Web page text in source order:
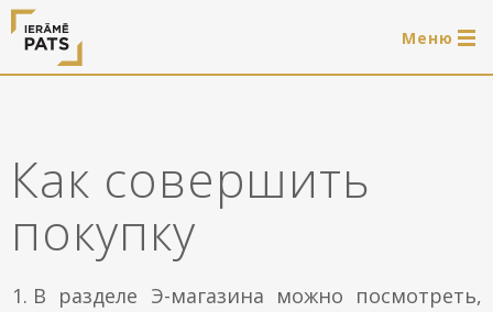
Mеню
Услуги
Обрамление
Магазин
Как совершить
покупку
В разделе Э-магазина можно посмотреть,